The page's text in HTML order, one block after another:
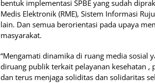
bentuk implementasi SPBE yang sudah
Medis Elektronik (RME), Sistem Informasi
lain. Dan semua berorientasi pada upaya
masyarakat.
“Mengamati dinamika di ruang media
diruang publik terkait pelayanan kesehatan ,
dan terus menjaga soliditas dan solidaritas